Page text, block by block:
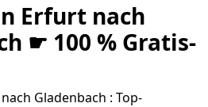
Erfurt nach
☛ 100 % Gratis-
Gladenbach : Top-